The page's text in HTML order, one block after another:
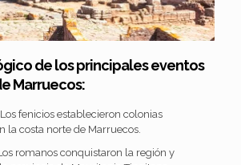
de los principales eventos
Marruecos:
Los fenicios establecieron colonias
la costa norte de Marruecos.
romanos conquistaron la región y